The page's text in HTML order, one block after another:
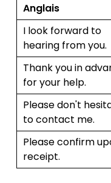
Anglais
I look forward to
hearing from you.
Thank you in
for your help.
Please don't
to contact me.
Please confirm
receipt.